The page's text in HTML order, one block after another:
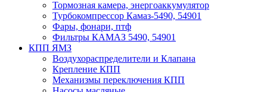
Тормозная камера, энергоаккумулятор
Турбокомпрессор Камаз-5490, 54901
Фары, фонари, птф
Фильтры КАМАЗ 5490, 54901
КПП ЯМЗ
Воздухораспределители и Клапана
Крепление КПП
Механизмы переключения КПП